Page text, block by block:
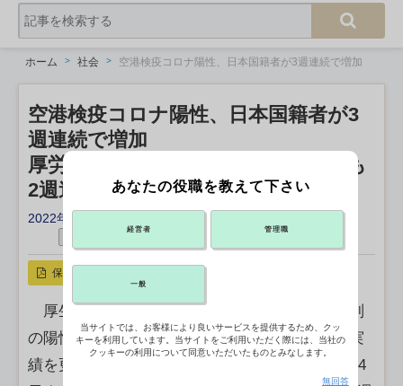
ホーム 社会 空港検疫コロナ陽性、日本国籍者が3週連続で増加
空港検疫コロナ陽性、日本国籍者が3
週連続で増加
厚労省が検査実績を更新、外国籍者も
2週連続増
2022年06月08日 19:15
シェアする
保存
厚生労働省は、検疫所における滞在国・地域別
の陽性検体数などの新型コロナウイルスの検査実
績を更新した。検査実績によると、5月8日から14
あなたの役職を教えて下さい
経営者 管理職
一般
当サイトでは、お客様により良いサービスを提供するため、クッ
キーを利用しています。当サイトをご利用いただく際には、当社の
クッキーの利用について同意いただいたものとみなします。
無回答